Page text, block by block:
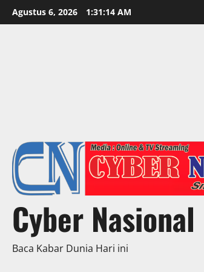
Skip
to
Agustus 6, 2026 1:31:16 AM
Cyber Nasional
Baca Kabar Dunia Hari ini